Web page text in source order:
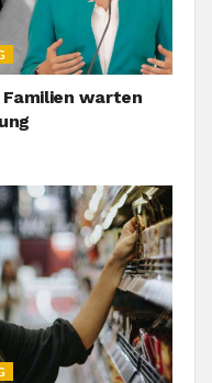
warten